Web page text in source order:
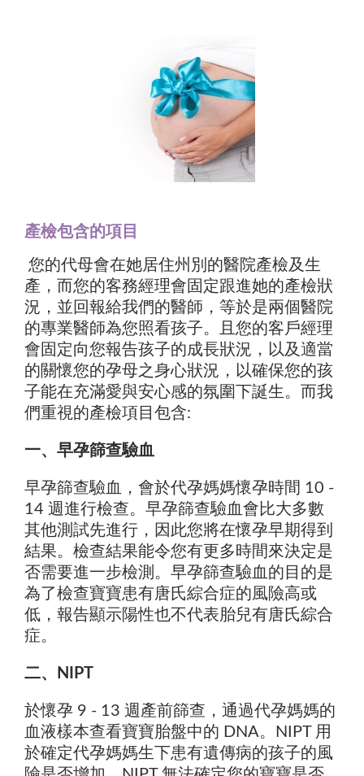
產檢包含的項目
您的代母會在她居住州別的醫院產檢及生
產，而您的客務經理會固定跟進她的產檢狀
況，並回報給我們的醫師，等於是兩個醫院
的專業醫師為您照看孩子。且您的客戶經理
會固定向您報告孩子的成長狀況，以及適當
的關懷您的孕母之身心狀況，以確保您的孩
子能在充滿愛與安心感的氛圍下誕生。而我
們重視的產檢項目包含:
一、早孕篩查驗血
早孕篩查驗血，會於代孕媽媽懷孕時間 10 -
14 週進行檢查。早孕篩查驗血會比大多數
其他測試先進行，因此您將在懷孕早期得到
結果。檢查結果能令您有更多時間來決定是
否需要進一步檢測。早孕篩查驗血的目的是
為了檢查寶寶患有唐氏綜合症的風險高或
低，報告顯示陽性也不代表胎兒有唐氏綜合
症。
二、NIPT
於懷孕 9 - 13 週產前篩查，通過代孕媽媽的
血液樣本查看寶寶胎盤中的 DNA。NIPT 用
於確定代孕媽媽生下患有遺傳病的孩子的風